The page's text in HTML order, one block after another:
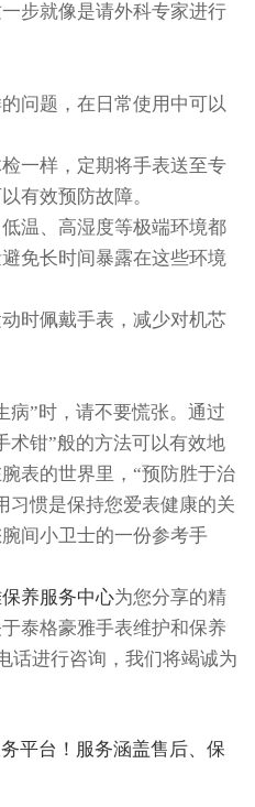
步就像是请外科专家进行
题，在日常使用中可以
样，定期将手表送至专
有效预防故障。
、高湿度等极端环境都
免长时间暴露在这些环境
佩戴手表，减少对机芯
”时，请不要慌张。通过
术钳”般的方法可以有效地
表的世界里，“预防胜于治
习惯是保持您爱表健康的关
间小卫士的一份参考手
养服务中心为您分享的精
泰格豪雅手表维护和保养
话进行咨询，我们将竭诚为